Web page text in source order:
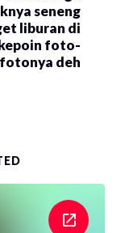
seneng
liburan di
foto-
fotonya deh